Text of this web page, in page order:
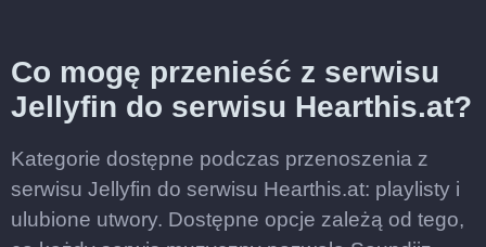
Co mogę przenieść z serwisu
Jellyfin do serwisu Hearthis.at?
Kategorie dostępne podczas przenoszenia z
serwisu Jellyfin do serwisu Hearthis.at: playlisty i
ulubione utwory. Dostępne opcje zależą od tego,